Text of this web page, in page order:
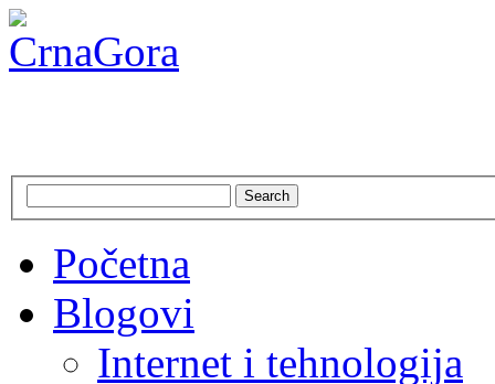
Search
Početna
Blogovi
Internet i tehnologija